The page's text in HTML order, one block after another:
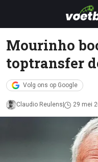
Mourinho
toptransfer
Volg ons op Google
Claudio Reulens 29 mei